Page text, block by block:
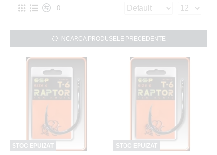
0
INCARCA PRODUSELE PRECEDENTE
STOC EPUIZAT STOC EPUIZAT